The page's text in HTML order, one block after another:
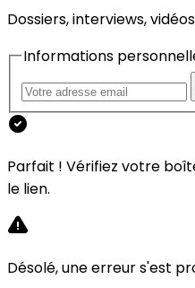
Dossiers, interviews,
Informations
Parfait ! Vérifiez votre
le lien.
Désolé, une erreur s'est